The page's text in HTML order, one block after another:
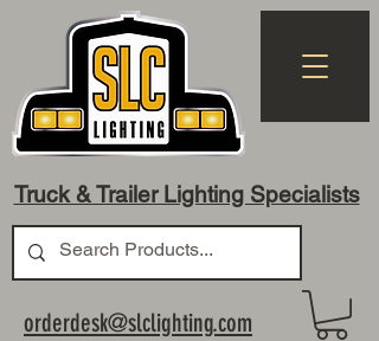
Truck & Trailer Lighting Specialists
orderdesk@slclighting.com